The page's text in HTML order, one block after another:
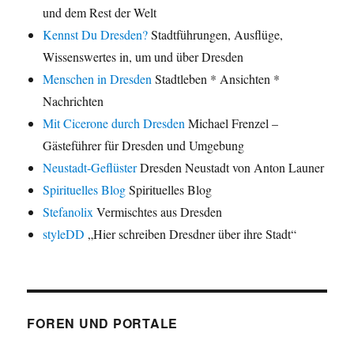
und dem Rest der Welt
Kennst Du Dresden?Stadtführungen, Ausflüge,
Wissenswertes in, um und über Dresden
Menschen in Dresden Stadtleben * Ansichten *
Nachrichten
Mit Cicerone durch Dresden Michael Frenzel –
Gästeführer für Dresden und Umgebung
Neustadt-GeflüsterDresden Neustadt von Anton Launer
Spirituelles BlogSpirituelles Blog
Stefanolix Vermischtes aus Dresden
styleDD „Hier schreiben Dresdner über ihre Stadt“
FOREN UND PORTALE